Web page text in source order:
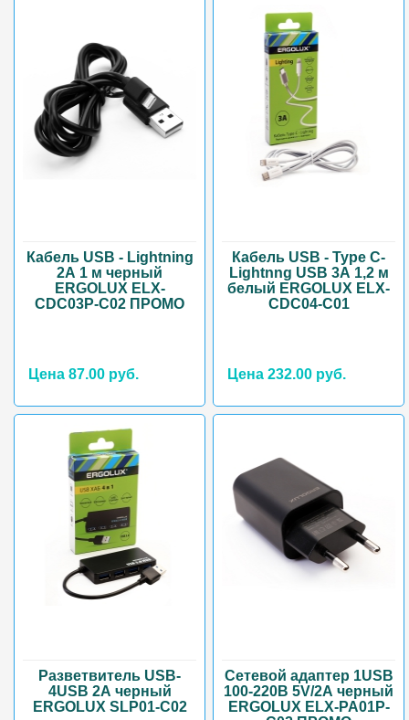
Кабель USB - Lightning
2А 1 м черный
ERGOLUX ELX-
CDC03P-C02 ПРОМО
Цена 87.00 руб.
Кабель USB - Type C-
Lightnng USB 3А 1,2 м
белый ERGOLUX ELX-
CDC04-C01
Цена 232.00 руб.
Разветвитель USB-
4USB 2А черный
ERGOLUX SLP01-C02
Сетевой адаптер 1USB
100-220B 5V/2А черный
ERGOLUX ELX-PA01P-